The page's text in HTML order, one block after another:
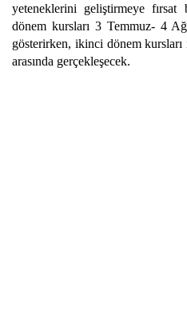
yeteneklerini geliştirmeye
dönem kursları 3 Temmuz- 4
gösterirken, ikinci dönem
arasında gerçekleşecek.